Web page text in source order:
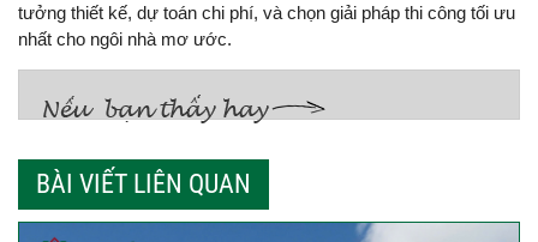
tưởng thiết kế, dự toán chi phí, và chọn giải pháp thi công tối ưu
nhất cho ngôi nhà mơ ước.
BÀI VIẾT LIÊN QUAN